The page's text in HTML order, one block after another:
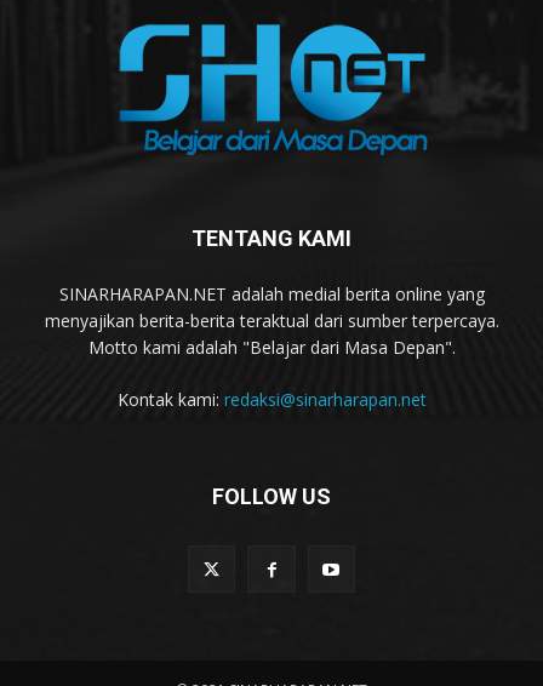
TENTANG KAMI
SINARHARAPAN.NET adalah medial berita online yang
menyajikan berita-berita teraktual dari sumber terpercaya.
Motto kami adalah "Belajar dari Masa Depan".
Kontak kami: redaksi@sinarharapan.net
FOLLOW US